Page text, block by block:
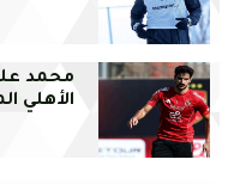
محمد
الأهلي